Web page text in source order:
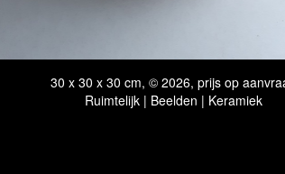
30 x 30 x 30 cm, © 2026, prijs op
Ruimtelijk | Beelden | Keramiek